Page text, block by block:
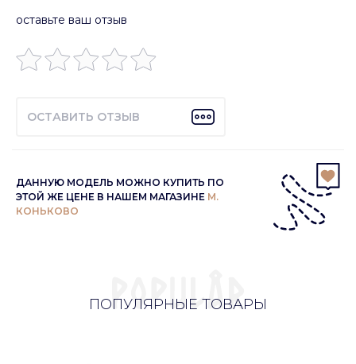
оставьте ваш отзыв
ОСТАВИТЬ ОТЗЫВ
ДАННУЮ МОДЕЛЬ МОЖНО КУПИТЬ ПО
ЭТОЙ ЖЕ ЦЕНЕ В НАШЕМ МАГАЗИНЕ М.
КОНЬКОВО
ПОПУЛЯРНЫЕ ТОВАРЫ